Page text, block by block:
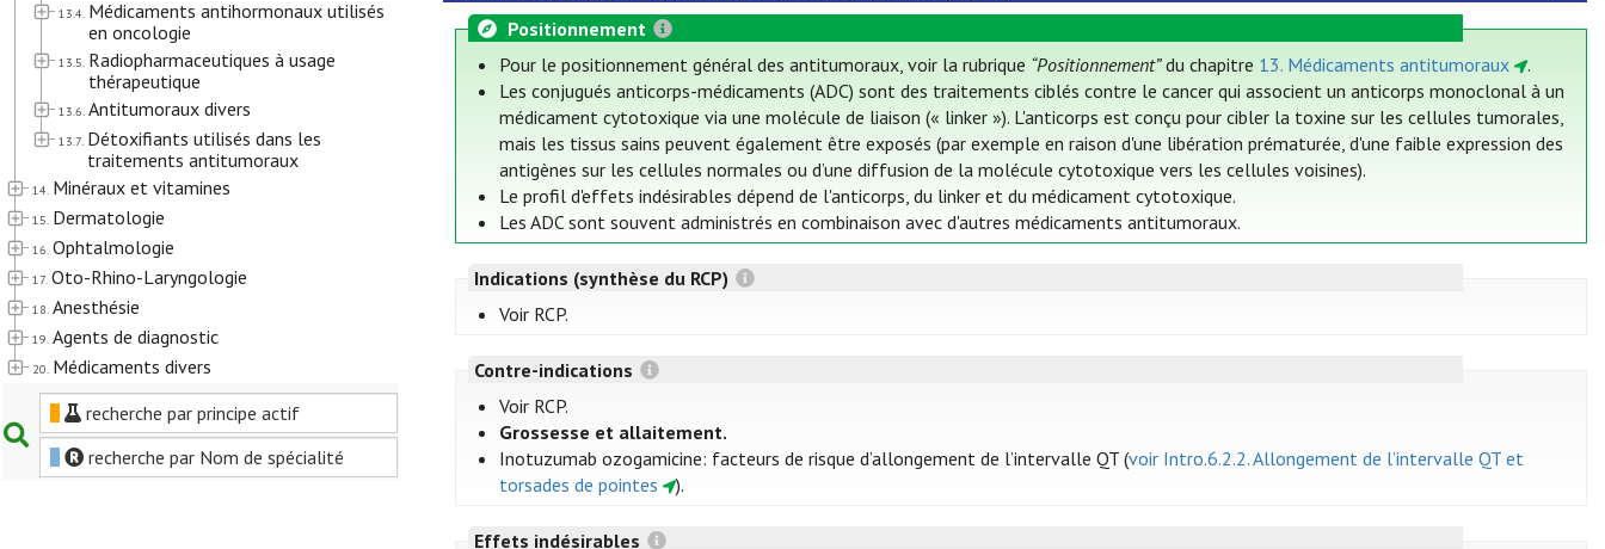
13.4. Médicaments antihormonaux utilisés
en oncologie
13.5. Radiopharmaceutiques à usage
thérapeutique
13.6. Antitumoraux divers
13.7. Détoxifiants utilisés dans les
traitements antitumoraux
14. Minéraux et vitamines
15. Dermatologie
16. Ophtalmologie
17. Oto-Rhino-Laryngologie
18. Anesthésie
19. Agents de diagnostic
20. Médicaments divers
recherche par principe actif
recherche par Nom de spécialité
Positionnement
Pour le positionnement général des antitumoraux, voir la rubrique “Positionnement”du chapitre 13. Médicaments antitumoraux
.
Les conjugués anticorps-médicaments (ADC) sont des traitements ciblés contre le cancer qui associent un anticorps monoclonal à un
médicament cytotoxique via une molécule de liaison (« linker »). L'anticorps est conçu pour cibler la toxine sur les cellules tumorales,
mais les tissus sains peuvent également être exposés (par exemple en raison d'une libération prématurée, d'une faible expression des
antigènes sur les cellules normales ou d’une diffusion de la molécule cytotoxique vers les cellules voisines).
Le profil d'effets indésirables dépend de l'anticorps, du linker et du médicament cytotoxique.
Les ADC sont souvent administrés en combinaison avec d'autres médicaments antitumoraux.
Indications (synthèse du RCP)
Voir RCP.
Contre-indications
Voir RCP.
Grossesse et allaitement.
Inotuzumab ozogamicine: facteurs de risque d’allongement de l’intervalle QT (voir Intro.6.2.2. Allongement de l’intervalle QT et
torsades de pointes
).
Effets indésirables